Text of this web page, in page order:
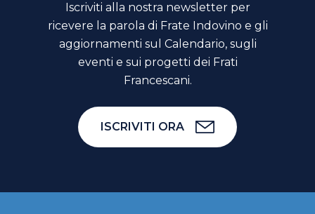
Iscriviti alla nostra newsletter per
ricevere la parola di Frate Indovino e gli
aggiornamenti sul Calendario, sugli
eventi e sui progetti dei Frati
Francescani.
ISCRIVITI ORA